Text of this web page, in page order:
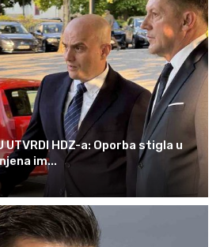
UTVRDI HDZ-a: Oporba stigla u
im...